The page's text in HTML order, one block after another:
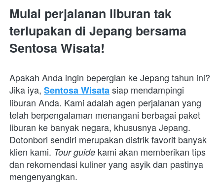
Mulai perjalanan liburan tak
terlupakan di Jepang bersama
Sentosa Wisata!
Apakah Anda ingin bepergian ke Jepang tahun ini?
Jika iya, Sentosa Wisatasiap mendampingi
liburan Anda. Kami adalah agen perjalanan yang
telah berpengalaman menangani berbagai paket
liburan ke banyak negara, khususnya Jepang.
Dotonbori sendiri merupakan distrik favorit banyak
klien kami. Tour guide kami akan memberikan tips
dan rekomendasi kuliner yang asyik dan pastinya
mengenyangkan.